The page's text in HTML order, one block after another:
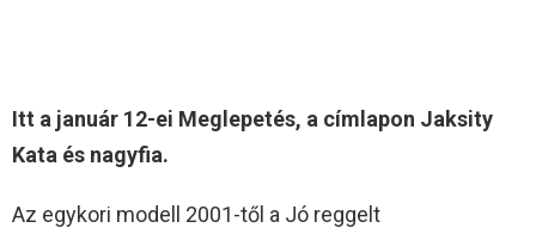
Itt a január 12-ei Meglepetés, a címlapon Jaksity
Kata és nagyfia.
Az egykori modell 2001-től a Jó reggelt